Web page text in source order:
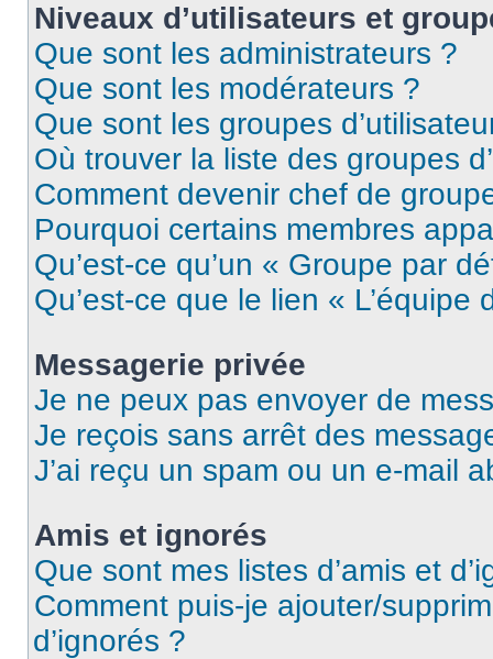
Niveaux d’utilisateurs et
Que sont les administrateurs ?
Que sont les modérateurs ?
Que sont les groupes
Où trouver la liste des groupes
Comment devenir chef de
Pourquoi certains membres
Qu’est-ce qu’un « Groupe par
Qu’est-ce que le lien « L’équipe
Messagerie privée
Je ne peux pas envoyer de
Je reçois sans arrêt des
J’ai reçu un spam ou un e-mail
Amis et ignorés
Que sont mes listes d’amis et
Comment puis-je ajouter/
d’ignorés ?